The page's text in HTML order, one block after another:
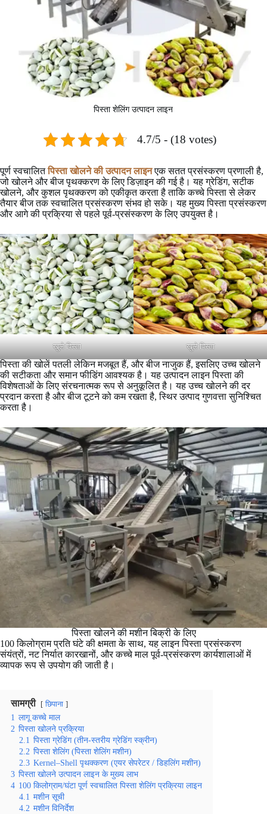
पिस्ता शेलिंग उत्पादन लाइन
4.7/5 - (18 votes)
पूर्ण स्वचालितपिस्ता खोलने की उत्पादन लाइन एक सतत प्रसंस्करण प्रणाली है,
जो खोलने और बीज पृथक्करण के लिए डिज़ाइन की गई है। यह ग्रेडिंग, सटीक
खोलने, और कुशल पृथक्करण को एकीकृत करता है ताकि कच्चे पिस्ता से लेकर
तैयार बीज तक स्वचालित प्रसंस्करण संभव हो सके। यह मुख्य पिस्ता प्रसंस्करण
और आगे की प्रक्रिया से पहले पूर्व-प्रसंस्करण के लिए उपयुक्त है।
खुले पिस्ता खुले पिस्ता
पिस्ता की खोलें पतली लेकिन मजबूत हैं, और बीज नाजुक हैं, इसलिए उच्च खोलने
की सटीकता और समान फीडिंग आवश्यक है। यह उत्पादन लाइन पिस्ता की
विशेषताओं के लिए संरचनात्मक रूप से अनुकूलित है। यह उच्च खोलने की दर
प्रदान करता है और बीज टूटने को कम रखता है, स्थिर उत्पाद गुणवत्ता सुनिश्चित
करता है।
पिस्ता खोलने की मशीन बिक्री के लिए
100 किलोग्राम प्रति घंटे की क्षमता के साथ, यह लाइन पिस्ता प्रसंस्करण
संयंत्रों, नट निर्यात कारखानों, और कच्चे माल पूर्व-प्रसंस्करण कार्यशालाओं में
व्यापक रूप से उपयोग की जाती है।
सामग्री छिपाना
1 लागू कच्चे माल
2 पिस्ता खोलने प्रक्रिया
2.1 पिस्ता ग्रेडिंग (तीन-स्तरीय ग्रेडिंग स्क्रीन)
2.2 पिस्ता शेलिंग (पिस्ता शेलिंग मशीन)
2.3 Kernel–Shell पृथक्करण (एयर सेपरेटर / डिहलिंग मशीन)
3 पिस्ता खोलने उत्पादन लाइन के मुख्य लाभ
4 100 किलोग्राम/घंटा पूर्ण स्वचालित पिस्ता शेलिंग प्रक्रिया लाइन
4.1 मशीन सूची
4.2 मशीन विनिर्देश